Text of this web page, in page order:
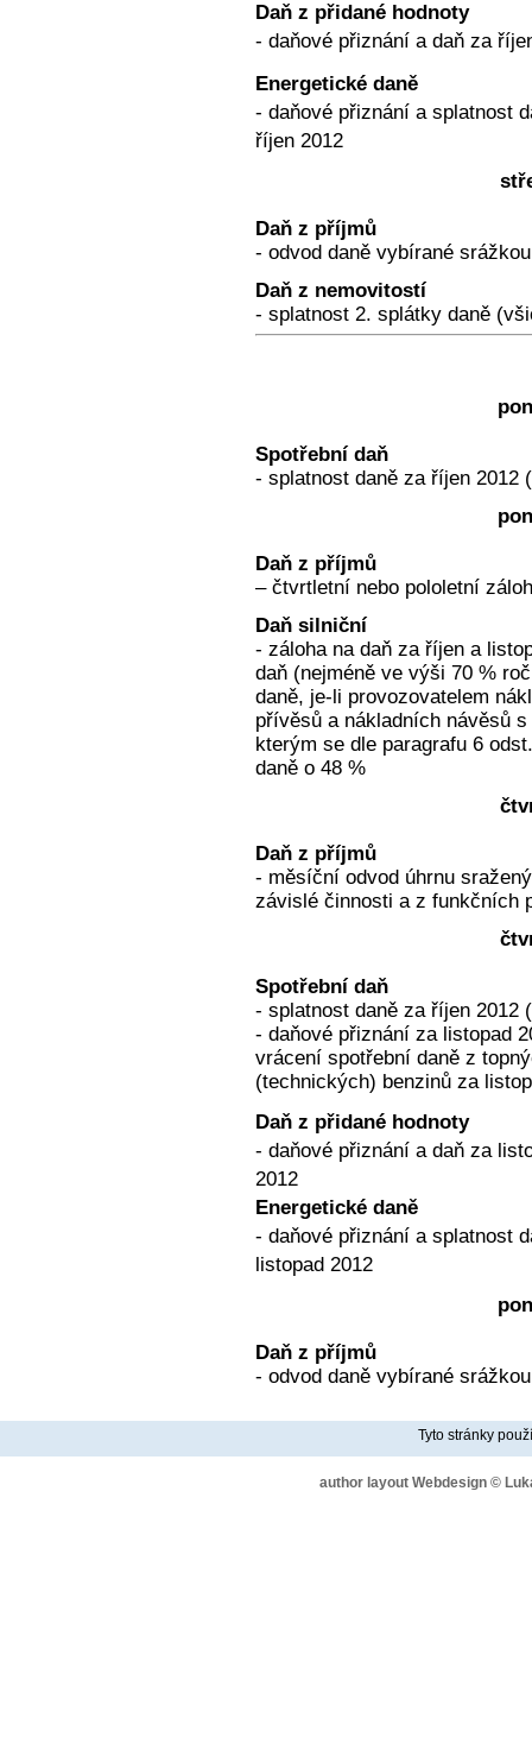
Daň z přidané hodnoty
- daňové přiznání a daň za
Energetické daně
- daňové přiznání a splatnost
říjen 2012
Daň z příjmů
- odvod daně vybírané
Daň z nemovitostí
- splatnost 2. splátky daně
Spotřební daň
- splatnost daně za říjen 2012
Daň z příjmů
– čtvrtletní nebo pololetní
Daň silniční
- záloha na daň za říjen a
daň (nejméně ve výši 70 %
daně, je-li provozovatelem
přívěsů a nákladních návěsů
kterým se dle paragrafu 6
daně o 48 %
Daň z příjmů
- měsíční odvod úhrnu
závislé činnosti a z funkčních
Spotřební daň
- splatnost daně za říjen 2012
- daňové přiznání za listopad
vrácení spotřební daně z
(technických) benzinů za
Daň z přidané hodnoty
- daňové přiznání a daň za
2012
Energetické daně
- daňové přiznání a splatnost
listopad 2012
Daň z příjmů
- odvod daně vybírané
Tyto stránky
author layout Webdesign ©